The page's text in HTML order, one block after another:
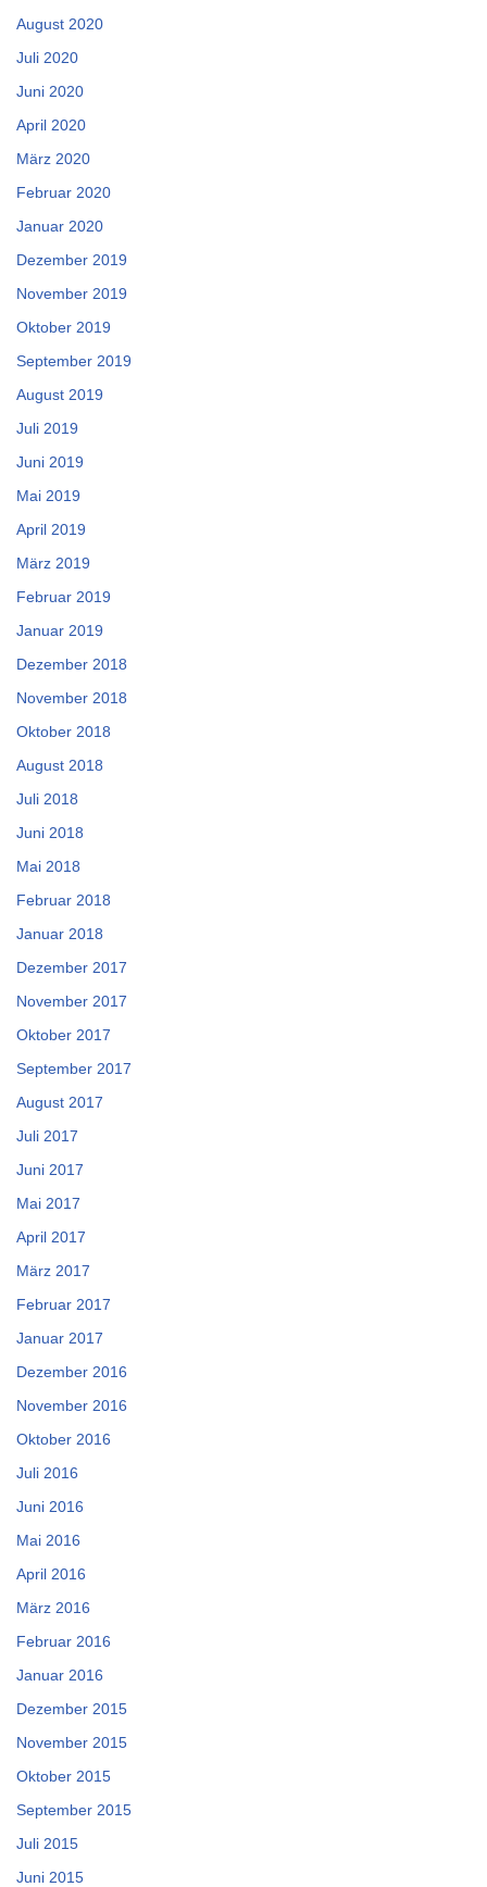
August 2020
Juli 2020
Juni 2020
April 2020
März 2020
Februar 2020
Januar 2020
Dezember 2019
November 2019
Oktober 2019
September 2019
August 2019
Juli 2019
Juni 2019
Mai 2019
April 2019
März 2019
Februar 2019
Januar 2019
Dezember 2018
November 2018
Oktober 2018
August 2018
Juli 2018
Juni 2018
Mai 2018
Februar 2018
Januar 2018
Dezember 2017
November 2017
Oktober 2017
September 2017
August 2017
Juli 2017
Juni 2017
Mai 2017
April 2017
März 2017
Februar 2017
Januar 2017
Dezember 2016
November 2016
Oktober 2016
Juli 2016
Juni 2016
Mai 2016
April 2016
März 2016
Februar 2016
Januar 2016
Dezember 2015
November 2015
Oktober 2015
September 2015
Juli 2015
Juni 2015